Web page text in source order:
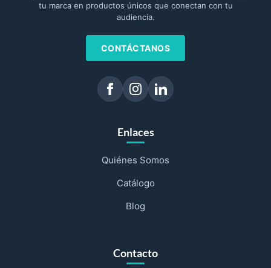
tu marca en productos únicos que conectan con tu
audiencia.
CONTÁCTANOS
Enlaces
Quiénes Somos
Catálogo
Blog
Contacto